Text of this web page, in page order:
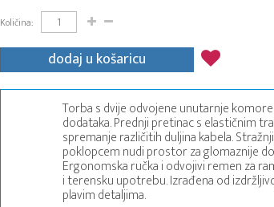
Količina:
dodaj u košaricu
Torba s dvije odvojene unutarnje
dodataka. Prednji pretinac s elastičnim
spremanje različitih duljina kabela.
poklopcem nudi prostor za glomaznije
Ergonomska ručka i odvojivi remen za
i terensku upotrebu. Izrađena od
plavim detaljima.